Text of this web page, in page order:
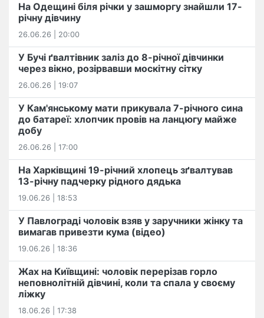
На Одещині біля річки у зашморгу знайшли 17-
річну дівчину
26.06.26 | 20:00
У Бучі ґвалтівник заліз до 8-річної дівчинки
через вікно, розірвавши москітну сітку
26.06.26 | 19:07
У Кам'янському мати прикувала 7-річного сина
до батареї: хлопчик провів на ланцюгу майже
добу
26.06.26 | 17:00
На Харківщині 19-річний хлопець​ ️зґвалтував
13-річну падчерку рідного дядька
19.06.26 | 18:53
У Павлограді чоловік взяв у заручники жінку та
вимагав привезти кума (відео)
19.06.26 | 18:36
Жах на Київщині: чоловік перерізав горло
неповнолітній дівчині, коли та спала у своєму
ліжку
18.06.26 | 17:38